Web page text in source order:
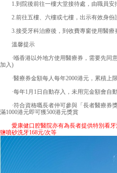
1.到院後前往一樓大堂接待處，由職員安
2.前往五樓、六樓或七樓，出示有效身份
3.接受牙科治療後，到收費專窗使用醫療
溫馨提示
·喺香港以外地方使用醫療券，需要先同
加入)
·醫療券金額每人每年2000港元，累積上
·每年1月1日自動存入，未用完金額會自
·符合資格嘅長者仲可參與「長者醫療券
滿1000港元即可獲500港元獎賞
愛康健口腔醫院亦有為長者提供特別看牙
鹽噴砂洗牙168元/次等